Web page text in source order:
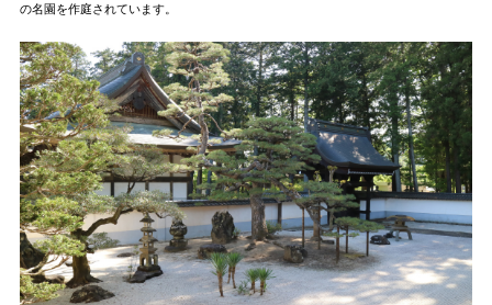
の名園を作庭されています。